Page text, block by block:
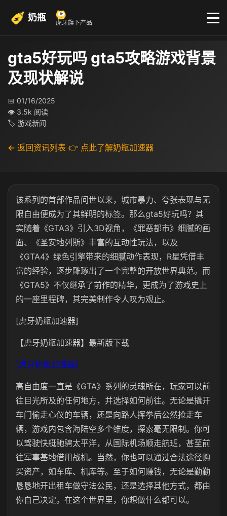
奶瓶 虎牙旗下产品
gta5好玩吗 gta5攻略游戏背景
及现状解说
📅 01/16/2025
👁 3.5k 阅读
🏷 游戏新闻
← 返回资讯列表 👉 点此了解奶瓶加速器
该系列的首部作品问世以来，城市暴力、夸张表现与无
限自由便成为了其鲜明的标签。那么gta5好玩吗？其
实随着《GTA3》引入3D视角，《罪恶都市》细腻的画
面、《圣安地列斯》丰富的互动性玩法，以及
《GTA4》绿色引擎带来的细腻动作表现，R星凭借丰
富的经验，逐步雕琢出了一个完整的开放世界典范。而
《GTA5》不仅继承了前作的精华，更成为了游戏史上
的一座里程碑，其完美制作令人叹为观止。
[虎牙奶瓶加速器]
【虎牙奶瓶加速器】最新版下载
[虎牙奶瓶加速器]
高自由度一直是《GTA》系列的灵魂所在，玩家可以前
往目光所及的任何地方，并选择如何前往。无论是撬开
车门偷走心仪的车辆，还是向路人挥拳后公然抢走车
辆，游戏内包含海陆空多个维度，探索毫无限制。你可
以驾驶快艇驰骋太平洋，从国际机场顺走航班，甚至前
往军事基地借用战机。当然，你也可以通过合法途径购
买资产，如车库、机库等。至于如何赚钱，无论是勤勤
恳恳地开出租车做守法公民，还是选择其他方式，都由
你自己决定。在这个世界里，你想做什么都可以。